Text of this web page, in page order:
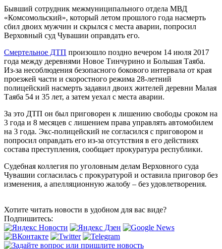
Бывший сотрудник межмуниципального отдела МВД
«Комсомольский», который летом прошлого года насмерть
сбил двоих мужчин и скрылся с места аварии, попросил
Верховный суд Чувашии оправдать его.
Смертельное ДТП произошло поздно вечером 14 июля 2017
года между деревнями Новое Тинчурино и Большая Таяба.
Из-за несоблюдения безопасного бокового интервала от края
проезжей части и скоростного режима 28-летний
полицейский насмерть задавил двоих жителей деревни Малая
Таяба 54 и 35 лет, а затем уехал с места аварии.
За это ДТП он был приговорен к лишению свободы сроком на
3 года и 8 месяцев с лишением права управлять автомобилем
на 3 года. Экс-полицейский не согласился с приговором и
попросил оправдать его из-за отсутствия в его действиях
состава преступления, сообщает прокуратура республики.
Судебная коллегия по уголовным делам Верховного суда
Чувашии согласилась с прокуратурой и оставила приговор без
изменения, а апелляционную жалобу – без удовлетворения.
Хотите читать новости в удобном для вас виде?
Подпишитесь: